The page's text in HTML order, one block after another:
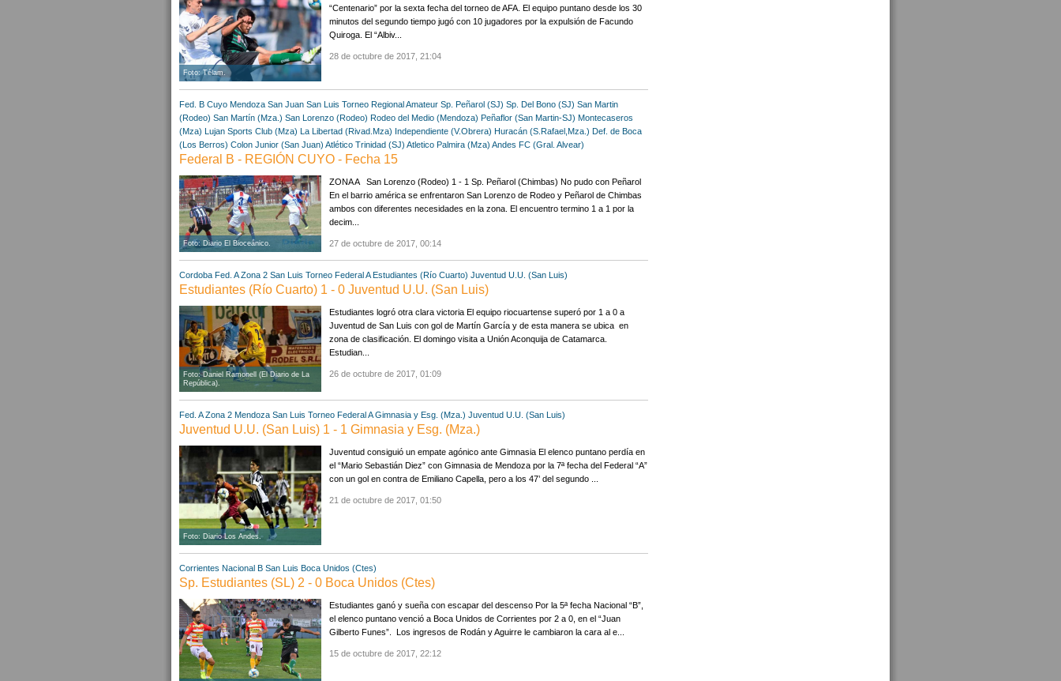
Foto: Télam.
“Centenario” por la sexta fecha del torneo de AFA. El equipo puntano desde los 30
minutos del segundo tiempo jugó con 10 jugadores por la expulsión de Facundo
Quiroga. El “Albiv...
28 de octubre de 2017, 21:04
Fed. B Cuyo Mendoza San Juan San Luis Torneo Regional Amateur Sp. Peñarol (SJ) Sp. Del Bono (SJ) San Martin
(Rodeo) San Martín (Mza.) San Lorenzo (Rodeo) Rodeo del Medio (Mendoza) Peñaflor (San Martin-SJ) Montecaseros
(Mza)
Lujan Sports Club (Mza) La Libertad (Rivad.Mza) Independiente (V.Obrera) Huracán (S.Rafael,Mza.) Def. de Boca
(Los Berros) Colon Junior (San Juan) Atlético Trinidad (SJ) Atletico Palmira (Mza) Andes FC (Gral. Alvear)
Federal B - REGIÓN CUYO - Fecha 15
Foto: Diario El Bioceánico.
ZONA A San Lorenzo (Rodeo) 1 - 1 Sp. Peñarol (Chimbas) No pudo con Peñarol
En el barrio américa se enfrentaron San Lorenzo de Rodeo y Peñarol de Chimbas
ambos con diferentes necesidades en la zona. El encuentro termino 1 a 1 por la
decim...
27 de octubre de 2017, 00:14
Cordoba Fed. A Zona 2 San Luis Torneo Federal A Estudiantes (Río Cuarto) Juventud U.U. (San Luis)
Estudiantes (Río Cuarto) 1 - 0 Juventud U.U. (San Luis)
Foto: Daniel Ramonell (El Diario de La
República).
Estudiantes logró otra clara victoria El equipo riocuartense superó por 1 a 0 a
Juventud de San Luis con gol de Martín García y de esta manera se ubica en
zona de clasificación. El domingo visita a Unión Aconquija de Catamarca.
Estudian...
26 de octubre de 2017, 01:09
Fed. A Zona 2 Mendoza San Luis Torneo Federal A Gimnasia y Esg. (Mza.) Juventud U.U. (San Luis)
Juventud U.U. (San Luis) 1 - 1 Gimnasia y Esg. (Mza.)
Foto: Diario Los Andes.
Juventud consiguió un empate agónico ante Gimnasia El elenco puntano perdía en
el “Mario Sebastián Diez” con Gimnasia de Mendoza por la 7ª fecha del Federal “A”
con un gol en contra de Emiliano Capella, pero a los 47’ del segundo ...
21 de octubre de 2017, 01:50
Corrientes Nacional B San Luis Boca Unidos (Ctes)
Sp. Estudiantes (SL) 2 - 0 Boca Unidos (Ctes)
Estudiantes ganó y sueña con escapar del descenso Por la 5ª fecha Nacional “B”,
el elenco puntano venció a Boca Unidos de Corrientes por 2 a 0, en el “Juan
Gilberto Funes”. Los ingresos de Rodán y Aguirre le cambiaron la cara al e...
15 de octubre de 2017, 22:12